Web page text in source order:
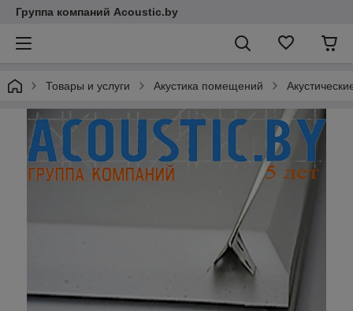
Группа компаний Acoustic.by
Товары и услуги Акустика помещений